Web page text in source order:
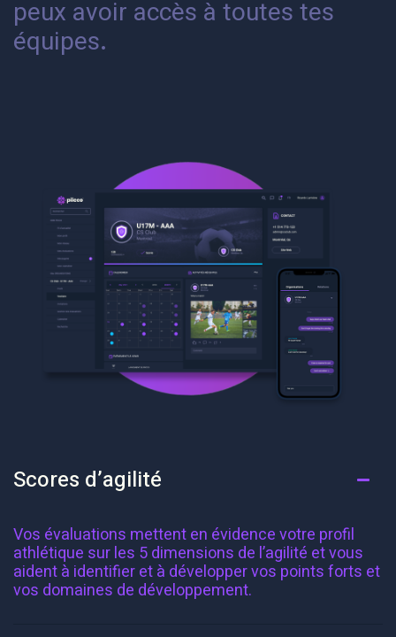
peux avoir accès à toutes tes
équipes.
Scores d’agilité
Vos évaluations mettent en évidence votre profil
athlétique sur les 5 dimensions de l’agilité et vous
aident à identifier et à développer vos points forts et
vos domaines de développement.